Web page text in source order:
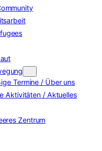
Termine / Über uns
Aktivitäten / Aktuelles
Zentrum